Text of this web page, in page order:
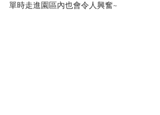
單時走進園區內也會令人興奮~